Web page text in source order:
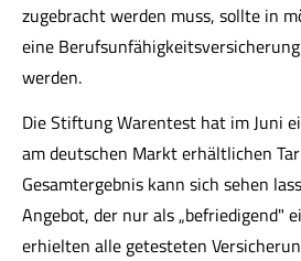
zugebracht werden muss, sollte in
eine
werden.
Die Stiftung Warentest hat im Juni
am deutschen Markt erhältlichen
Gesamtergebnis kann sich sehen
Angebot, der nur als „befriedigend"
erhielten alle getesteten